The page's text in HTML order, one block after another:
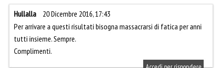
Hullalla
20 Dicembre 2016, 17:43
Per arrivare a questi risultati bisogna massacrarsi di fatica per anni
tutti insieme. Sempre.
Complimenti.